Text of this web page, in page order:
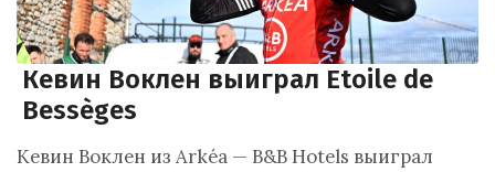
Кевин Воклен выиграл Etoile de
Bessèges
Кевин Воклен из Arkéa — B&B Hotels выиграл